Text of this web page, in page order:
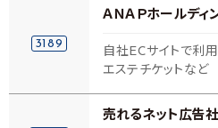
3189
ＡＮＡＰホールディ
自社ECサイトで利
エステチケットなど
売れるネット広告